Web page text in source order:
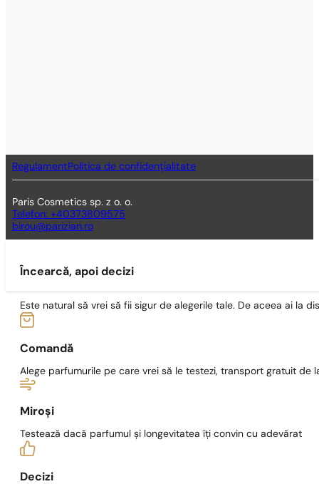
Regulament Politica de confidențialitate
Paris Cosmetics sp. z o. o.
Telefon: +40373809575
birou@parizian.ro
Încearcă, apoi decizi
Este natural să vrei să fii sigur de alegerile tale. De aceea ai la
Comandă
Alege parfumurile pe care vrei să le testezi, transport gratuit de
Miroși
Testează dacă parfumul și longevitatea îți convin cu adevărat
Decizi